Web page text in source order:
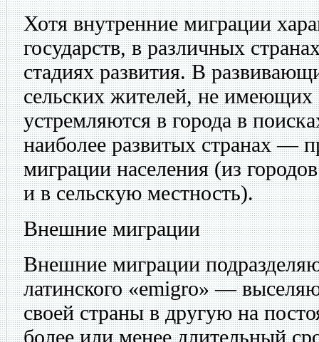
Хотя внутренние миграции
государств, в различных
стадиях развития. В
сельских жителей, не имеющих
устремляются в города в
наиболее развитых странах —
миграции населения (из
и в сельскую местность).
Внешние миграции
Внешние миграции
латинского «emigro» —
своей страны в другую на
более или менее длительный